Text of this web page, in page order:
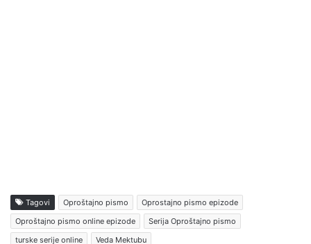
Tagovi Oproštajno pismo
Oprostajno pismo epizode
Oproštajno pismo online epizode
Serija Oproštajno pismo
turske serije online
Veda Mektubu